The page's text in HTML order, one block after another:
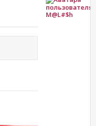
M@L#$h